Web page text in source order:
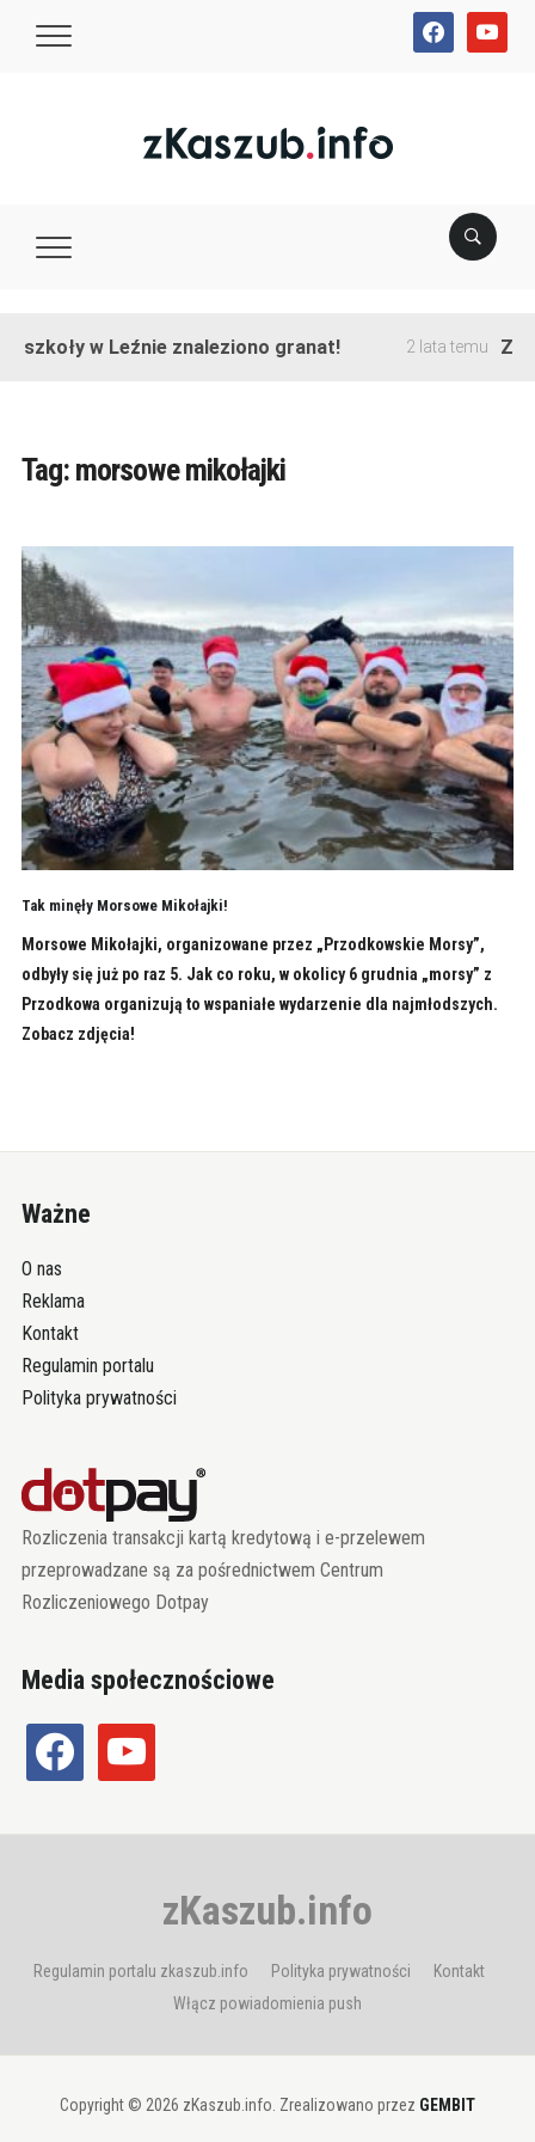
facebookyoutube
szkoły w Leźnie znaleziono granat! 2 lata temu
Tag: morsowe mikołajki
Tak minęły Morsowe Mikołajki!
Morsowe Mikołajki, organizowane przez „Przodkowskie Morsy”,
odbyły się już po raz 5. Jak co roku, w okolicy 6 grudnia „morsy” z
Przodkowa organizują to wspaniałe wydarzenie dla najmłodszych.
Zobacz zdjęcia!
Ważne
O nas
Reklama
Kontakt
Regulamin portalu
Polityka prywatności
Rozliczenia transakcji kartą kredytową i e-przelewem
przeprowadzane są za pośrednictwem Centrum
Rozliczeniowego Dotpay
Media społecznościowe
facebook youtube
zKaszub.info
Regulamin portalu zkaszub.info Polityka prywatności
Kontakt
Włącz powiadomienia push
Copyright © 2026 zKaszub.info. Zrealizowano przez GEMBIT